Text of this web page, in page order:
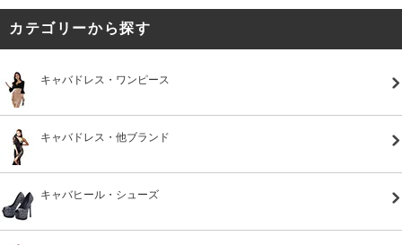
カテゴリーから探す
キャバドレス・ワンピース
キャバドレス・他ブランド
キャバヒール・シューズ